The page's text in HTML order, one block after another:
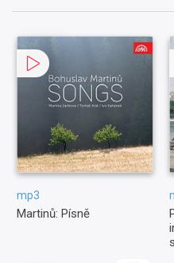
mp3
Martinů: Písně